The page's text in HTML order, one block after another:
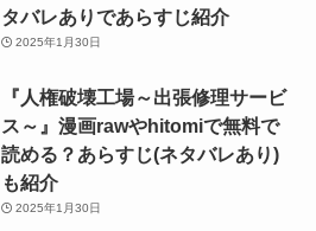
タバレありであらすじ紹介
2025年1月30日
『人権破壊工場～出張修理サービ
ス～』漫画rawやhitomiで無料で
読める？あらすじ(ネタバレあり)
も紹介
2025年1月30日